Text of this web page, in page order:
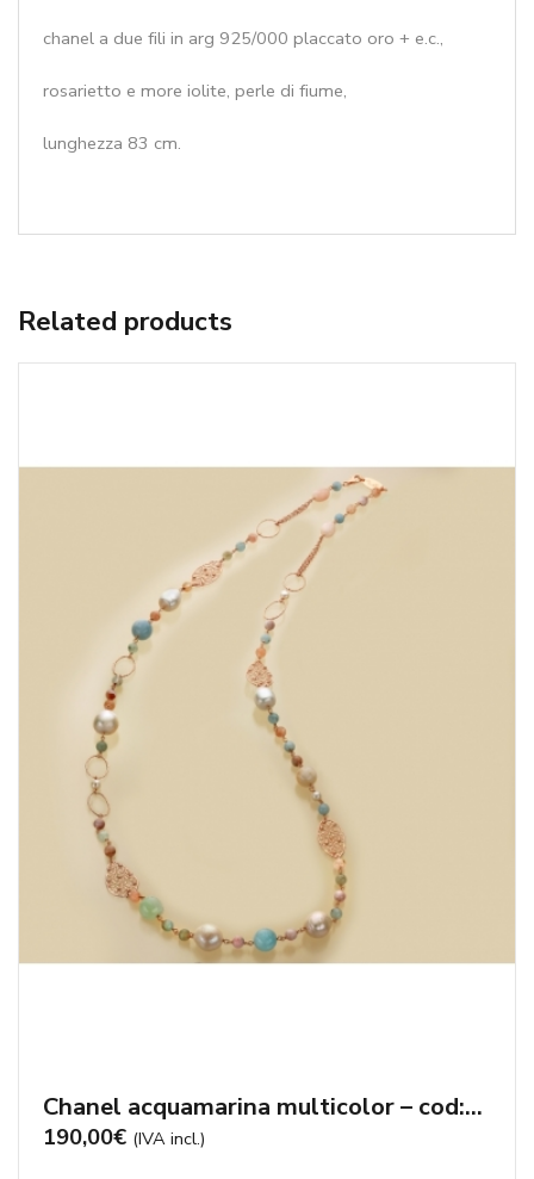
chanel a due fili in arg 925/000 placcato oro + e.c.,
rosarietto e more iolite, perle di fiume,
lunghezza 83 cm.
Related products
Chanel acquamarina multicolor – cod:CN3077
190,00€ (IVA incl.)